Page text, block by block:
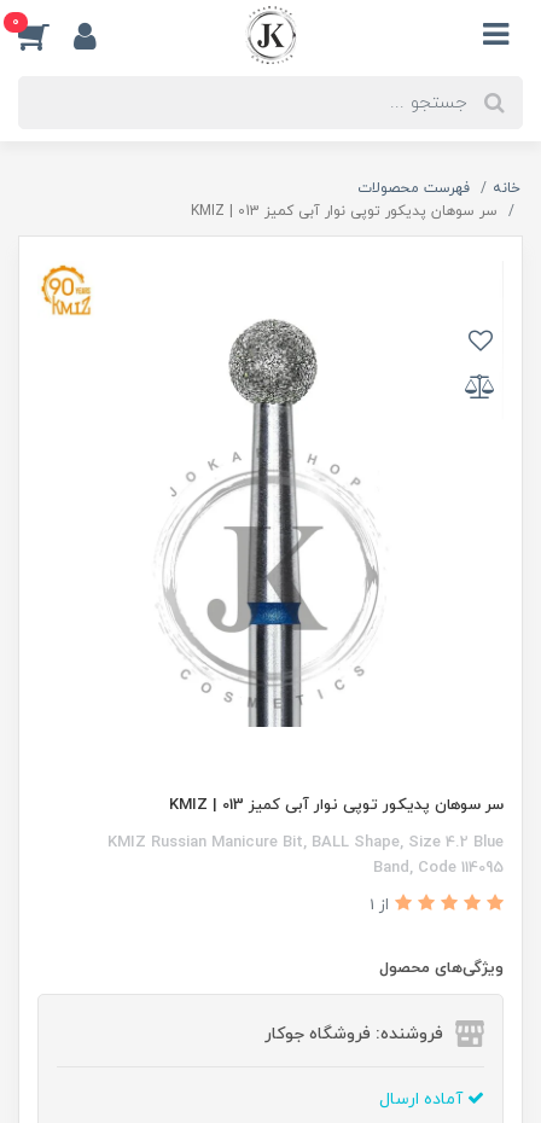
0
خانه
فهرست محصولات
سر سوهان پدیکور توپی نوار آبی کمیز 013 | KMIZ
سر سوهان پدیکور توپی نوار آبی کمیز 013 | KMIZ
KMIZ Russian Manicure Bit, BALL Shape, Size 4.2 Blue
Band, Code 114095
از 1
ویژگی‌های محصول
فروشنده: فروشگاه جوکار
آماده ارسال